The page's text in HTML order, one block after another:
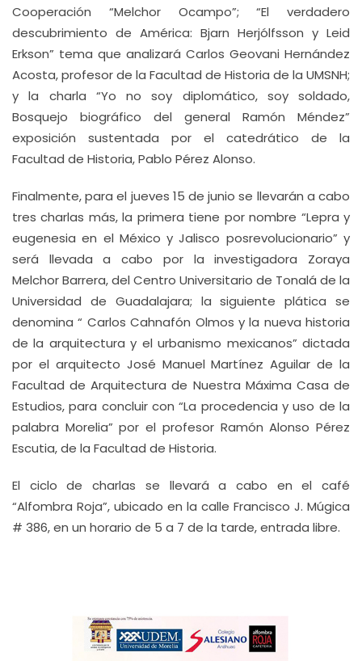
Cooperación “Melchor Ocampo”; “El verdadero
descubrimiento de América: Bjarn Herjólfsson y Leid
Erkson” tema que analizará Carlos Geovani Hernández
Acosta, profesor de la Facultad de Historia de la UMSNH;
y la charla “Yo no soy diplomático, soy soldado,
Bosquejo biográfico del general Ramón Méndez”
exposición sustentada por el catedrático de la
Facultad de Historia, Pablo Pérez Alonso.
Finalmente, para el jueves 15 de junio se llevarán a cabo
tres charlas más, la primera tiene por nombre “Lepra y
eugenesia en el México y Jalisco posrevolucionario” y
será llevada a cabo por la investigadora Zoraya
Melchor Barrera, del Centro Universitario de Tonalá de la
Universidad de Guadalajara; la siguiente plática se
denomina “ Carlos Cahnafón Olmos y la nueva historia
de la arquitectura y el urbanismo mexicanos” dictada
por el arquitecto José Manuel Martínez Aguilar de la
Facultad de Arquitectura de Nuestra Máxima Casa de
Estudios, para concluir con “La procedencia y uso de la
palabra Morelia” por el profesor Ramón Alonso Pérez
Escutia, de la Facultad de Historia.
El ciclo de charlas se llevará a cabo en el café
“Alfombra Roja”, ubicado en la calle Francisco J. Múgica
# 386, en un horario de 5 a 7 de la tarde, entrada libre.